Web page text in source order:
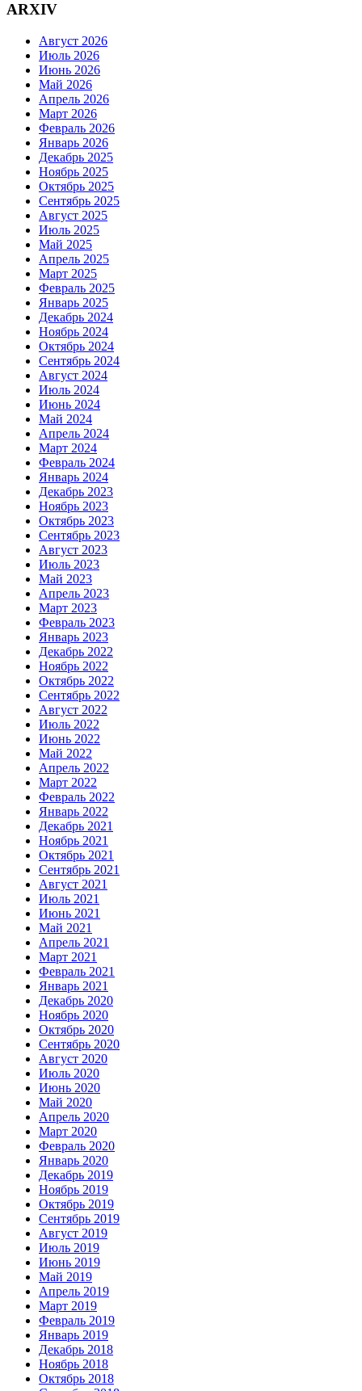
ARXIV
Август 2026
Июль 2026
Июнь 2026
Май 2026
Апрель 2026
Март 2026
Февраль 2026
Январь 2026
Декабрь 2025
Ноябрь 2025
Октябрь 2025
Сентябрь 2025
Август 2025
Июль 2025
Май 2025
Апрель 2025
Март 2025
Февраль 2025
Январь 2025
Декабрь 2024
Ноябрь 2024
Октябрь 2024
Сентябрь 2024
Август 2024
Июль 2024
Июнь 2024
Май 2024
Апрель 2024
Март 2024
Февраль 2024
Январь 2024
Декабрь 2023
Ноябрь 2023
Октябрь 2023
Сентябрь 2023
Август 2023
Июль 2023
Май 2023
Апрель 2023
Март 2023
Февраль 2023
Январь 2023
Декабрь 2022
Ноябрь 2022
Октябрь 2022
Сентябрь 2022
Август 2022
Июль 2022
Июнь 2022
Май 2022
Апрель 2022
Март 2022
Февраль 2022
Январь 2022
Декабрь 2021
Ноябрь 2021
Октябрь 2021
Сентябрь 2021
Август 2021
Июль 2021
Июнь 2021
Май 2021
Апрель 2021
Март 2021
Февраль 2021
Январь 2021
Декабрь 2020
Ноябрь 2020
Октябрь 2020
Сентябрь 2020
Август 2020
Июль 2020
Июнь 2020
Май 2020
Апрель 2020
Март 2020
Февраль 2020
Январь 2020
Декабрь 2019
Ноябрь 2019
Октябрь 2019
Сентябрь 2019
Август 2019
Июль 2019
Июнь 2019
Май 2019
Апрель 2019
Март 2019
Февраль 2019
Январь 2019
Декабрь 2018
Ноябрь 2018
Октябрь 2018